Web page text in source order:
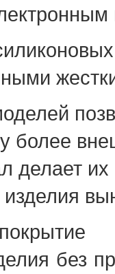
более
делает
без